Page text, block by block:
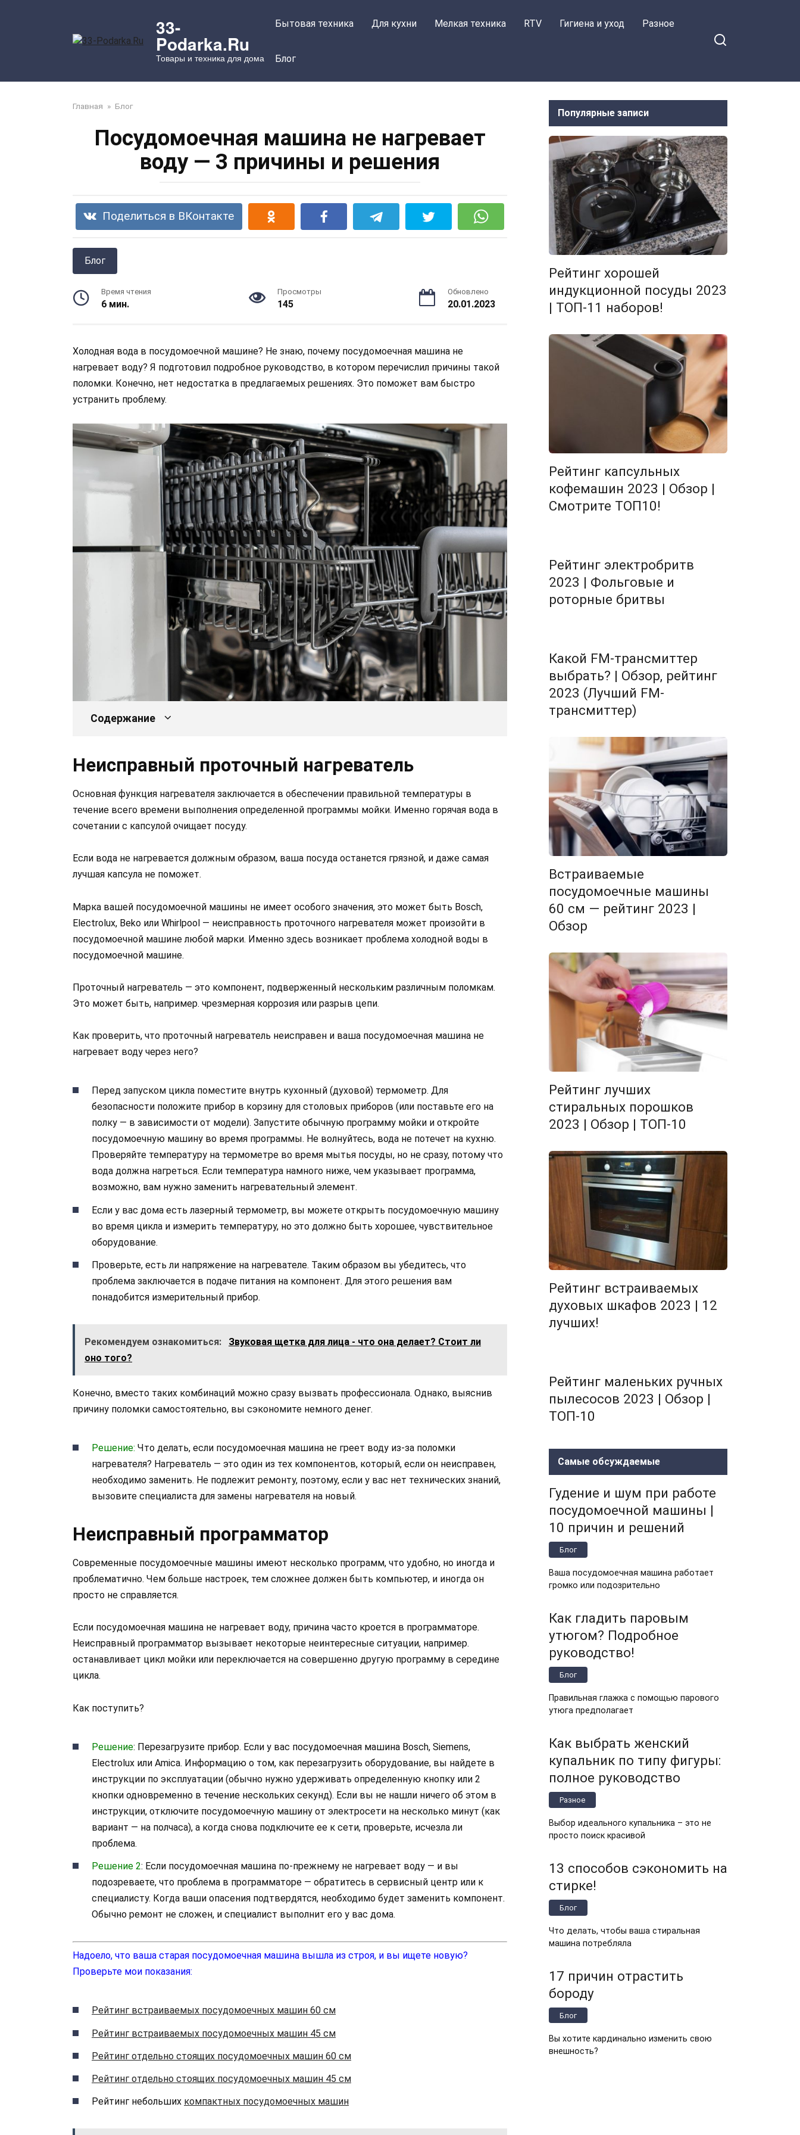
33-
Podarka.Ru
Товары и техника для дома
Бытовая техника Для кухни Мелкая техника RTV Гигиена и уход Разное
Блог
Главная » Блог
Посудомоечная машина не нагревает
воду — 3 причины и решения
Поделиться в ВКонтакте
Блог
Время чтения
6 мин.
Просмотры
145
Обновлено
20.01.2023
Холодная вода в посудомоечной машине? Не знаю, почему посудомоечная машина не
нагревает воду? Я подготовил подробное руководство, в котором перечислил причины такой
поломки. Конечно, нет недостатка в предлагаемых решениях. Это поможет вам быстро
устранить проблему.
Содержание
Неисправный проточный нагреватель
Основная функция нагревателя заключается в обеспечении правильной температуры в
течение всего времени выполнения определенной программы мойки. Именно горячая вода в
сочетании с капсулой очищает посуду.
Если вода не нагревается должным образом, ваша посуда останется грязной, и даже самая
лучшая капсула не поможет.
Марка вашей посудомоечной машины не имеет особого значения, это может быть Bosch,
Electrolux, Beko или Whirlpool — неисправность проточного нагревателя может произойти в
посудомоечной машине любой марки. Именно здесь возникает проблема холодной воды в
посудомоечной машине.
Проточный нагреватель — это компонент, подверженный нескольким различным поломкам.
Это может быть, например. чрезмерная коррозия или разрыв цепи.
Как проверить, что проточный нагреватель неисправен и ваша посудомоечная машина не
нагревает воду через него?
Перед запуском цикла поместите внутрь кухонный (духовой) термометр. Для
безопасности положите прибор в корзину для столовых приборов (или поставьте его на
полку — в зависимости от модели). Запустите обычную программу мойки и откройте
посудомоечную машину во время программы. Не волнуйтесь, вода не потечет на кухню.
Проверяйте температуру на термометре во время мытья посуды, но не сразу, потому что
вода должна нагреться. Если температура намного ниже, чем указывает программа,
возможно, вам нужно заменить нагревательный элемент.
Если у вас дома есть лазерный термометр, вы можете открыть посудомоечную машину
во время цикла и измерить температуру, но это должно быть хорошее, чувствительное
оборудование.
Проверьте, есть ли напряжение на нагревателе. Таким образом вы убедитесь, что
проблема заключается в подаче питания на компонент. Для этого решения вам
понадобится измерительный прибор.
Рекомендуем ознакомиться:
Звуковая щетка для лица - что она делает? Стоит ли
оно того?
Конечно, вместо таких комбинаций можно сразу вызвать профессионала. Однако, выяснив
причину поломки самостоятельно, вы сэкономите немного денег.
Решение: Что делать, если посудомоечная машина не греет воду из-за поломки
нагревателя? Нагреватель — это один из тех компонентов, который, если он неисправен,
необходимо заменить. Не подлежит ремонту, поэтому, если у вас нет технических знаний,
вызовите специалиста для замены нагревателя на новый.
Неисправный программатор
Современные посудомоечные машины имеют несколько программ, что удобно, но иногда и
проблематично. Чем больше настроек, тем сложнее должен быть компьютер, и иногда он
просто не справляется.
Если посудомоечная машина не нагревает воду, причина часто кроется в программаторе.
Неисправный программатор вызывает некоторые неинтересные ситуации, например.
останавливает цикл мойки или переключается на совершенно другую программу в середине
цикла.
Как поступить?
Решение: Перезагрузите прибор. Если у вас посудомоечная машина Bosch, Siemens,
Electrolux или Amica. Информацию о том, как перезагрузить оборудование, вы найдете в
инструкции по эксплуатации (обычно нужно удерживать определенную кнопку или 2
кнопки одновременно в течение нескольких секунд). Если вы не нашли ничего об этом в
инструкции, отключите посудомоечную машину от электросети на несколько минут (как
вариант — на полчаса), а когда снова подключите ее к сети, проверьте, исчезла ли
проблема.
Решение 2: Если посудомоечная машина по-прежнему не нагревает воду — и вы
подозреваете, что проблема в программаторе — обратитесь в сервисный центр или к
специалисту. Когда ваши опасения подтвердятся, необходимо будет заменить компонент.
Обычно ремонт не сложен, и специалист выполнит его у вас дома.
Надоело, что ваша старая посудомоечная машина вышла из строя, и вы ищете новую?
Проверьте мои показания:
Рейтинг встраиваемых посудомоечных машин 60 см
Рейтинг встраиваемых посудомоечных машин 45 см
Рейтинг отдельно стоящих посудомоечных машин 60 см
Рейтинг отдельно стоящих посудомоечных машин 45 см
Рейтинг небольших компактных посудомоечных машин
Популярные записи
Рейтинг хорошей
индукционной посуды 2023
| ТОП-11 наборов!
Рейтинг капсульных
кофемашин 2023 | Обзор |
Смотрите ТОП10!
Рейтинг электробритв
2023 | Фольговые и
роторные бритвы
Какой FM-трансмиттер
выбрать? | Обзор, рейтинг
2023 (Лучший FM-
трансмиттер)
Встраиваемые
посудомоечные машины
60 см — рейтинг 2023 |
Обзор
Рейтинг лучших
стиральных порошков
2023 | Обзор | ТОП-10
Рейтинг встраиваемых
духовых шкафов 2023 | 12
лучших!
Рейтинг маленьких ручных
пылесосов 2023 | Обзор |
ТОП-10
Самые обсуждаемые
Гудение и шум при работе
посудомоечной машины |
10 причин и решений
Блог
Ваша посудомоечная машина работает
громко или подозрительно
Как гладить паровым
утюгом? Подробное
руководство!
Блог
Правильная глажка с помощью парового
утюга предполагает
Как выбрать женский
купальник по типу фигуры:
полное руководство
Разное
Выбор идеального купальника – это не
просто поиск красивой
13 способов сэкономить на
стирке!
Блог
Что делать, чтобы ваша стиральная
машина потребляла
17 причин отрастить
бороду
Блог
Вы хотите кардинально изменить свою
внешность?